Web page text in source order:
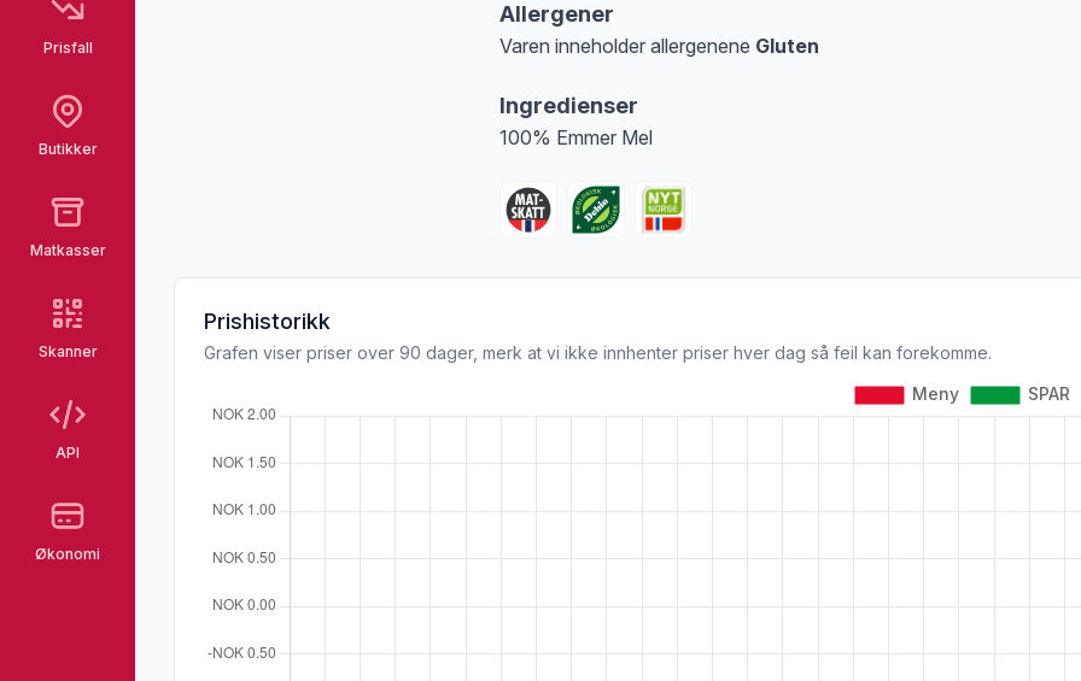
Prisfall
Butikker
Matkasser
Skanner
API
Økonomi
Allergener
Varen inneholder allergenene Gluten
at denne informasjonen er bare til informasjon, sjekk pakkningen og
Ingredienser
100% Emmer Mel
Prishistorikk
Grafen viser priser over 90 dager, merk at vi ikke innhenter priser hver dag så feil kan forekomme.